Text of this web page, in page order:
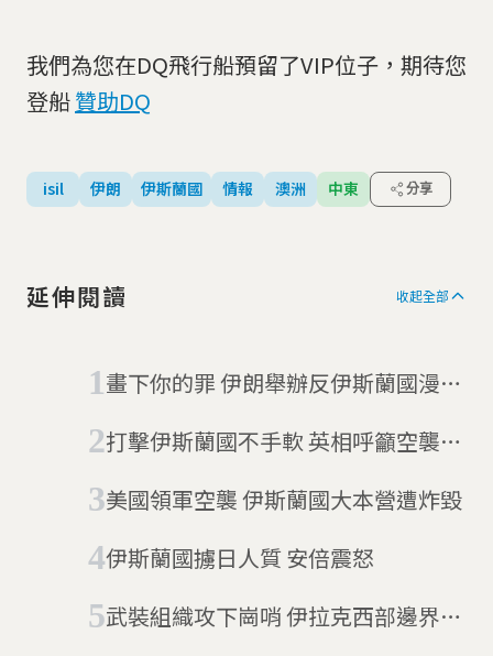
我們為您在DQ飛行船預留了VIP位子，期待您
登船贊助DQ
isil 伊朗 伊斯蘭國 情報 澳洲 中東 分享
延伸閱讀 收起全部
畫下你的罪 伊朗舉辦反伊斯蘭國漫畫
打擊伊斯蘭國不手軟 英相呼籲空襲敘
美國領軍空襲 伊斯蘭國大本營遭炸毀
伊斯蘭國擄日人質 安倍震怒
武裝組織攻下崗哨 伊拉克西部邊界失